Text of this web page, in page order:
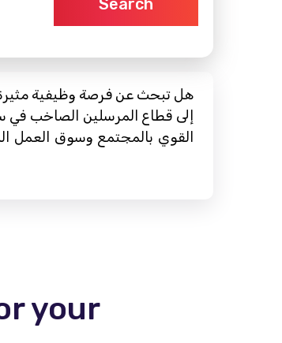
هل تبحث عن فرصة وظيفية مثيرة
إلى قطاع المرسلين الصاخب في
القوي بالمجتمع وسوق العمل
your